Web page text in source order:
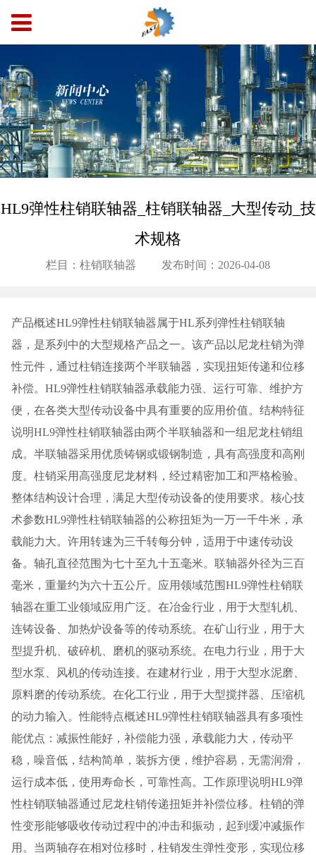
HL9弹性柱销联轴器_柱销联轴器_大型传动_技
术规格
栏目：柱销联轴器 发布时间：2026-04-08
产品概述HL9弹性柱销联轴器属于HL系列弹性柱销联轴
器，是系列中的大型规格产品之一。该产品以尼龙柱销为弹
性元件，通过柱销连接两个半联轴器，实现扭矩传递和位移
补偿。HL9弹性柱销联轴器承载能力强、运行可靠、维护方
便，在各类大型传动设备中具有重要的应用价值。结构特征
说明HL9弹性柱销联轴器由两个半联轴器和一组尼龙柱销组
成。半联轴器采用优质铸钢或锻钢制造，具有高强度和高刚
度。柱销采用高强度尼龙材料，经过精密加工和严格检验。
整体结构设计合理，满足大型传动设备的使用要求。核心技
术参数HL9弹性柱销联轴器的公称扭矩为一万一千牛米，承
载能力大。许用转速为三千转每分钟，适用于中速传动设
备。轴孔直径范围为七十至九十五毫米。联轴器外径为三百
毫米，重量约为六十五公斤。应用领域范围HL9弹性柱销联
轴器在重工业领域应用广泛。在冶金行业，用于大型轧机、
连铸设备、加热炉设备等的传动系统。在矿山行业，用于大
型提升机、破碎机、磨机的驱动系统。在电力行业，用于大
型水泵、风机的传动连接。在建材行业，用于大型水泥磨、
原料磨的传动系统。在化工行业，用于大型搅拌器、压缩机
的动力输入。性能特点概述HL9弹性柱销联轴器具有多项性
能优点：减振性能好，补偿能力强，承载能力大，传动平
稳，噪音低，结构简单，装拆方便，维护容易，无需润滑，
运行成本低，使用寿命长，可靠性高。工作原理说明HL9弹
性柱销联轴器通过尼龙柱销传递扭矩并补偿位移。柱销的弹
性变形能够吸收传动过程中的冲击和振动，起到缓冲减振作
用。当两轴存在相对位移时，柱销发生弹性变形，实现位移